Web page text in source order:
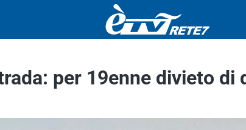
per 19enne divieto di